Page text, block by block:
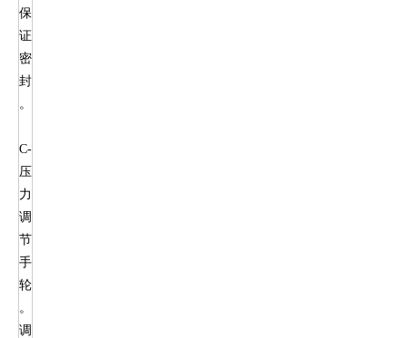
保
证
密
封
。
C-
压
力
调
节
手
轮
。
调